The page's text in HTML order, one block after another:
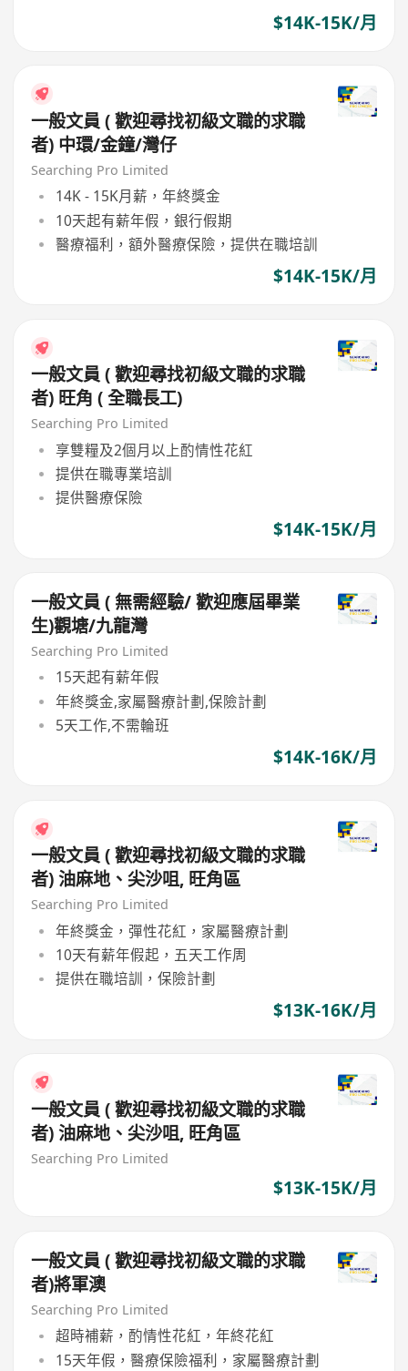
$14K-15K/月
一般文員 ( 歡迎尋找初級文職的求職
者) 中環/金鐘/灣仔
Searching Pro Limited
14K - 15K月薪，年終獎金
10天起有薪年假，銀行假期
醫療福利，額外醫療保險，提供在職培訓
$14K-15K/月
一般文員 ( 歡迎尋找初級文職的求職
者) 旺角 ( 全職長工)
Searching Pro Limited
享雙糧及2個月以上酌情性花紅
提供在職專業培訓
提供醫療保險
$14K-15K/月
一般文員 ( 無需經驗/ 歡迎應屆畢業
生)觀塘/九龍灣
Searching Pro Limited
15天起有薪年假
年終獎金,家屬醫療計劃,保險計劃
5天工作,不需輪班
$14K-16K/月
一般文員 ( 歡迎尋找初級文職的求職
者) 油麻地、尖沙咀, 旺角區
Searching Pro Limited
年終獎金，彈性花紅，家屬醫療計劃
10天有薪年假起，五天工作周
提供在職培訓，保險計劃
$13K-16K/月
一般文員 ( 歡迎尋找初級文職的求職
者) 油麻地、尖沙咀, 旺角區
Searching Pro Limited
$13K-15K/月
一般文員 ( 歡迎尋找初級文職的求職
者)將軍澳
Searching Pro Limited
超時補薪，酌情性花紅，年終花紅
15天年假，醫療保險福利，家屬醫療計劃